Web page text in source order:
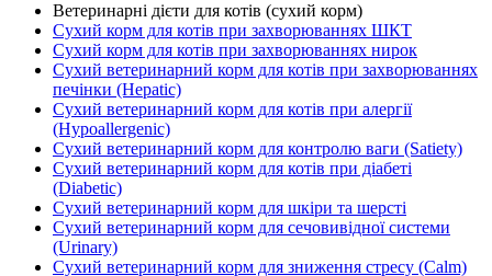
Ветеринарні дієти для котів (сухий корм)
Сухий корм для котів при захворюваннях ШКТ
Сухий корм для котів при захворюваннях нирок
Сухий ветеринарний корм для котів при захворюваннях
печінки (Hepatic)
Сухий ветеринарний корм для котів при алергії
(Hypoallergenic)
Сухий ветеринарний корм для контролю ваги (Satiety)
Сухий ветеринарний корм для котів при діабеті
(Diabetic)
Сухий ветеринарний корм для шкіри та шерсті
Сухий ветеринарний корм для сечовивідної системи
(Urinary)
Сухий ветеринарний корм для зниження стресу (Calm)